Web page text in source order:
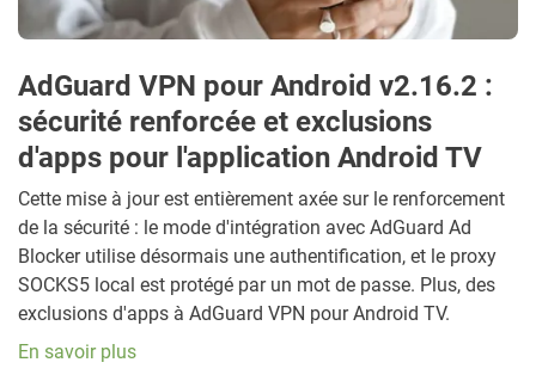
AdGuard VPN pour Android v2.16.2 :
sécurité renforcée et exclusions
d'apps pour l'application Android TV
Cette mise à jour est entièrement axée sur le renforcement
de la sécurité : le mode d'intégration avec AdGuard Ad
Blocker utilise désormais une authentification, et le proxy
SOCKS5 local est protégé par un mot de passe. Plus, des
exclusions d'apps à AdGuard VPN pour Android TV.
En savoir plus